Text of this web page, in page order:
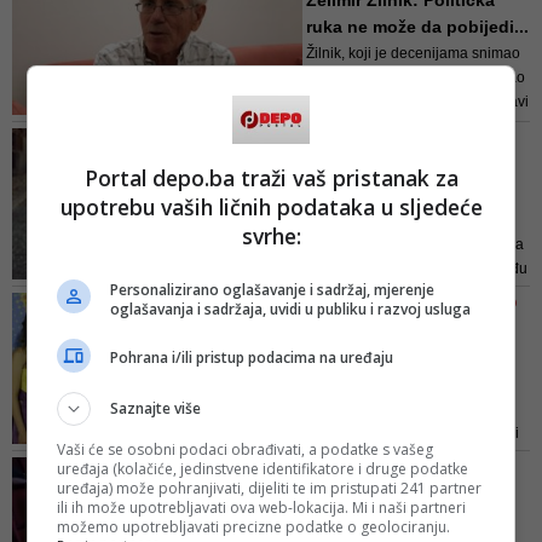
ruka ne može da pobijedi...
Žilnik, koji je decenijama snimao
niskobudžetne filmove, uspijevao
je da ostane angažovan i da pravi
nerijetko nazivali kritičarem
sistema. Govoreći o tome, Želimir
Žilnik smatra da je njeg...
ćevap: Nažalost, Danisov
'Dese...
Danisov Deset u pola ostao je na
nevješto izrađenoj granici između
drame i komedije, nespretno
balansirajući među žanrovima,
komedija situacije uparena sa
FOTO/ U KONKURENCIJI BILO
Prvi put dodijeljene
Iz produkcije TV serija iz Bosne i
Hercegovine, Hrvatske, Srbije,
Crne Gore, Sjeverne Makedonije,
Kosova i Slovenije, koje su
premijerno prikazane od 1.
FOTO&VIDEO/ REGIONALNA
PREMIJERA
Film 'Tvornice radnicima'
Portal depo.ba traži vaš pristanak za
upotrebu vaših ličnih podataka u sljedeće
svrhe:
Personalizirano oglašavanje i sadržaj, mjerenje
oglašavanja i sadržaja, uvidi u publiku i razvoj usluga
Pohrana i/ili pristup podacima na uređaju
Saznajte više
Vaši će se osobni podaci obrađivati, a podatke s vašeg
uređaja (kolačiće, jedinstvene identifikatore i druge podatke
uređaja) može pohranjivati, dijeliti te im pristupati 241 partner
ili ih može upotrebljavati ova web-lokacija. Mi i naši partneri
možemo upotrebljavati precizne podatke o geolociranju.